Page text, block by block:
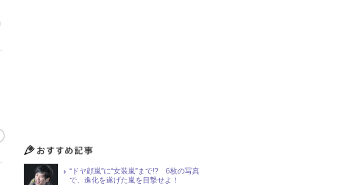
“ドヤ顔嵐”に“女装嵐”まで!? 6枚の写真
で、進化を遂げた嵐を目撃せよ！